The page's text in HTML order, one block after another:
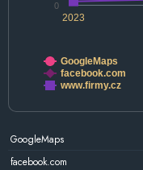
2023
0
GoogleMaps
facebook.com
www.firmy.cz
GoogleMaps
facebook.com